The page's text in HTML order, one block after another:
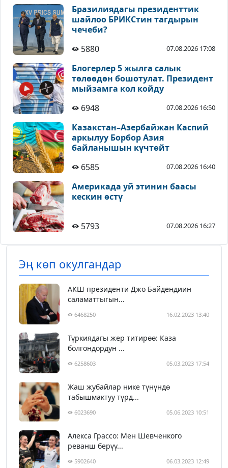
Бразилиядагы президенттик
шайлоо БРИКСтин тагдырын
чечеби?
5880
07.08.2026 17:08
Блогерлер 5 жылга салык
төлөөдөн бошотулат. Президент
мыйзамга кол койду
6948
07.08.2026 16:50
Казакстан–Азербайжан Каспий
аркылуу Борбор Азия
байланышын күчтөйт
6585
07.08.2026 16:40
Америкада уй этинин баасы
кескин өстү
5793 07.08.2026 16:27
Эң көп окулгандар
АКШ президенти Джо Байдендиин
саламаттыгын...
6468250 16.02.2023 13:40
Түркиядагы жер титирөө: Каза
болгондордун ...
6258603 05.03.2023 17:54
Жаш жубайлар нике түнүндө
табышмактуу түрд...
6023690 05.06.2023 10:51
Алекса Грассо: Мен Шевченкого
реванш берүү...
5902640 06.03.2023 12:49